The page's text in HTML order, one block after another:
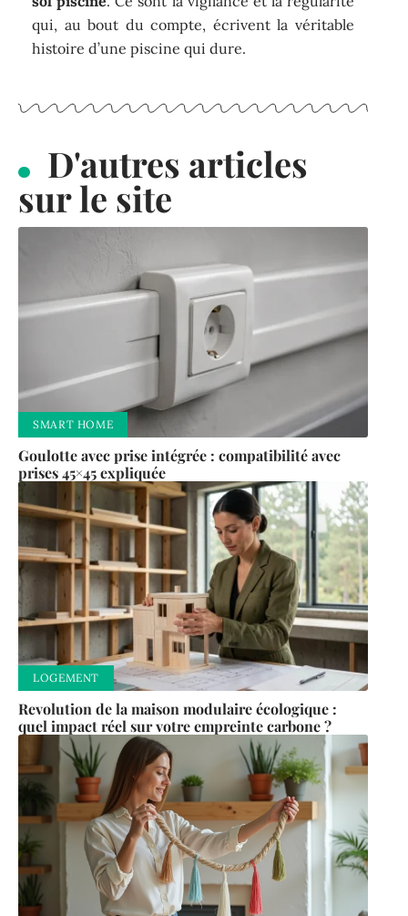
qui, au bout du compte, écrivent la véritable
histoire d’une piscine qui dure.
D'autres articles
sur le site
SMART HOME
Goulotte avec prise intégrée : compatibilité avec
prises 45×45 expliquée
LOGEMENT
Revolution de la maison modulaire écologique :
quel impact réel sur votre empreinte carbone ?